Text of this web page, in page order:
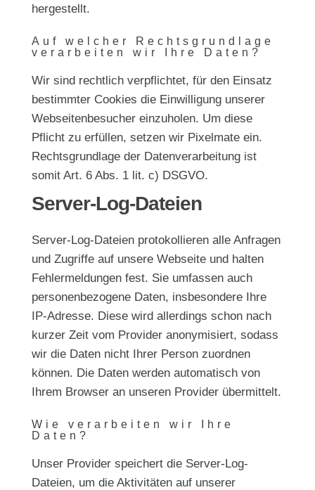
hergestellt.
Auf welcher Rechtsgrundlage
verarbeiten wir Ihre Daten?
Wir sind rechtlich verpflichtet, für den Einsatz
bestimmter Cookies die Einwilligung unserer
Webseitenbesucher einzuholen. Um diese
Pflicht zu erfüllen, setzen wir Pixelmate ein.
Rechtsgrundlage der Datenverarbeitung ist
somit Art. 6 Abs. 1 lit. c) DSGVO.
Server-Log-Dateien
Server-Log-Dateien protokollieren alle Anfragen
und Zugriffe auf unsere Webseite und halten
Fehlermeldungen fest. Sie umfassen auch
personenbezogene Daten, insbesondere Ihre
IP-Adresse. Diese wird allerdings schon nach
kurzer Zeit vom Provider anonymisiert, sodass
wir die Daten nicht Ihrer Person zuordnen
können. Die Daten werden automatisch von
Ihrem Browser an unseren Provider übermittelt.
Wie verarbeiten wir Ihre
Daten?
Unser Provider speichert die Server-Log-
Dateien, um die Aktivitäten auf unserer